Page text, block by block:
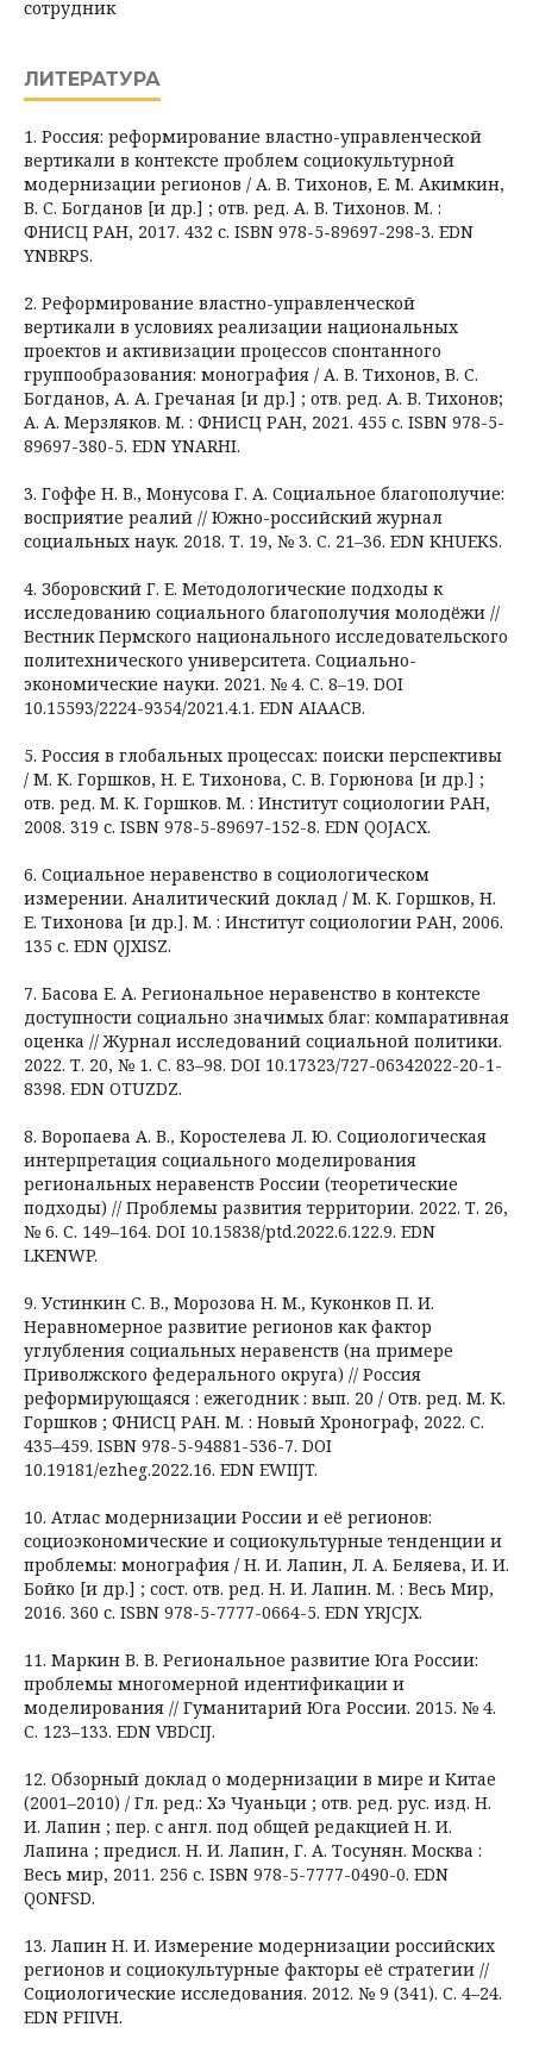
сотрудник
ЛИТЕРАТУРА
1. Россия: реформирование властно-управленческой
вертикали в контексте проблем социокультурной
модернизации регионов / А. В. Тихонов, Е. М. Акимкин,
В. С. Богданов [и др.] ; отв. ред. А. В. Тихонов. М. :
ФНИСЦ РАН, 2017. 432 с. ISBN 978-5-89697-298-3. EDN
YNBRPS.
2. Реформирование властно-управленческой
вертикали в условиях реализации национальных
проектов и активизации процессов спонтанного
группообразования: монография / А. В. Тихонов, В. С.
Богданов, А. А. Гречаная [и др.] ; отв. ред. А. В. Тихонов;
А. А. Мерзляков. М. : ФНИСЦ РАН, 2021. 455 с. ISBN 978-5-
89697-380-5. EDN YNARHI.
3. Гоффе Н. В., Монусова Г. А. Социальное благополучие:
восприятие реалий // Южно-российский журнал
социальных наук. 2018. Т. 19, № 3. С. 21–36. EDN KHUEKS.
4. Зборовский Г. Е. Методологические подходы к
исследованию социального благополучия молодёжи //
Вестник Пермского национального исследовательского
политехнического университета. Социально-
экономические науки. 2021. № 4. С. 8–19. DOI
10.15593/2224-9354/2021.4.1. EDN AIAACB.
5. Россия в глобальных процессах: поиски перспективы
/ М. К. Горшков, Н. Е. Тихонова, С. В. Горюнова [и др.] ;
отв. ред. М. К. Горшков. М. : Институт социологии РАН,
2008. 319 с. ISBN 978-5-89697-152-8. EDN QOJACX.
6. Социальное неравенство в социологическом
измерении. Аналитический доклад / М. К. Горшков, Н.
Е. Тихонова [и др.]. М. : Институт социологии РАН, 2006.
135 с. EDN QJXISZ.
7. Басова Е. А. Региональное неравенство в контексте
доступности социально значимых благ: компаративная
оценка // Журнал исследований социальной политики.
2022. Т. 20, № 1. С. 83–98. DOI 10.17323/727-06342022-20-1-
8398. EDN OTUZDZ.
8. Воропаева А. В., Коростелева Л. Ю. Социологическая
интерпретация социального моделирования
региональных неравенств России (теоретические
подходы) // Проблемы развития территории. 2022. Т. 26,
№ 6. С. 149–164. DOI 10.15838/ptd.2022.6.122.9. EDN
LKENWP.
9. Устинкин С. В., Морозова Н. М., Куконков П. И.
Неравномерное развитие регионов как фактор
углубления социальных неравенств (на примере
Приволжского федерального округа) // Россия
реформирующаяся : ежегодник : вып. 20 / Отв. ред. М. К.
Горшков ; ФНИСЦ РАН. М. : Новый Хронограф, 2022. С.
435–459. ISBN 978-5-94881-536-7. DOI
10.19181/ezheg.2022.16. EDN EWIIJT.
10. Атлас модернизации России и её регионов:
социоэкономические и социокультурные тенденции и
проблемы: монография / Н. И. Лапин, Л. А. Беляева, И. И.
Бойко [и др.] ; сост. отв. ред. Н. И. Лапин. М. : Весь Мир,
2016. 360 с. ISBN 978-5-7777-0664-5. EDN YRJCJX.
11. Маркин В. В. Региональное развитие Юга России:
проблемы многомерной идентификации и
моделирования // Гуманитарий Юга России. 2015. № 4.
С. 123–133. EDN VBDCIJ.
12. Обзорный доклад о модернизации в мире и Китае
(2001–2010) / Гл. ред.: Хэ Чуаньци ; отв. ред. рус. изд. Н.
И. Лапин ; пер. с англ. под общей редакцией Н. И.
Лапина ; предисл. Н. И. Лапин, Г. А. Тосунян. Москва :
Весь мир, 2011. 256 с. ISBN 978-5-7777-0490-0. EDN
QONFSD.
13. Лапин Н. И. Измерение модернизации российских
регионов и социокультурные факторы её стратегии //
Социологические исследования. 2012. № 9 (341). С. 4–24.
EDN PFIIVH.